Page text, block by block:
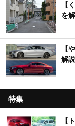
【
を
【
解説
特集
【